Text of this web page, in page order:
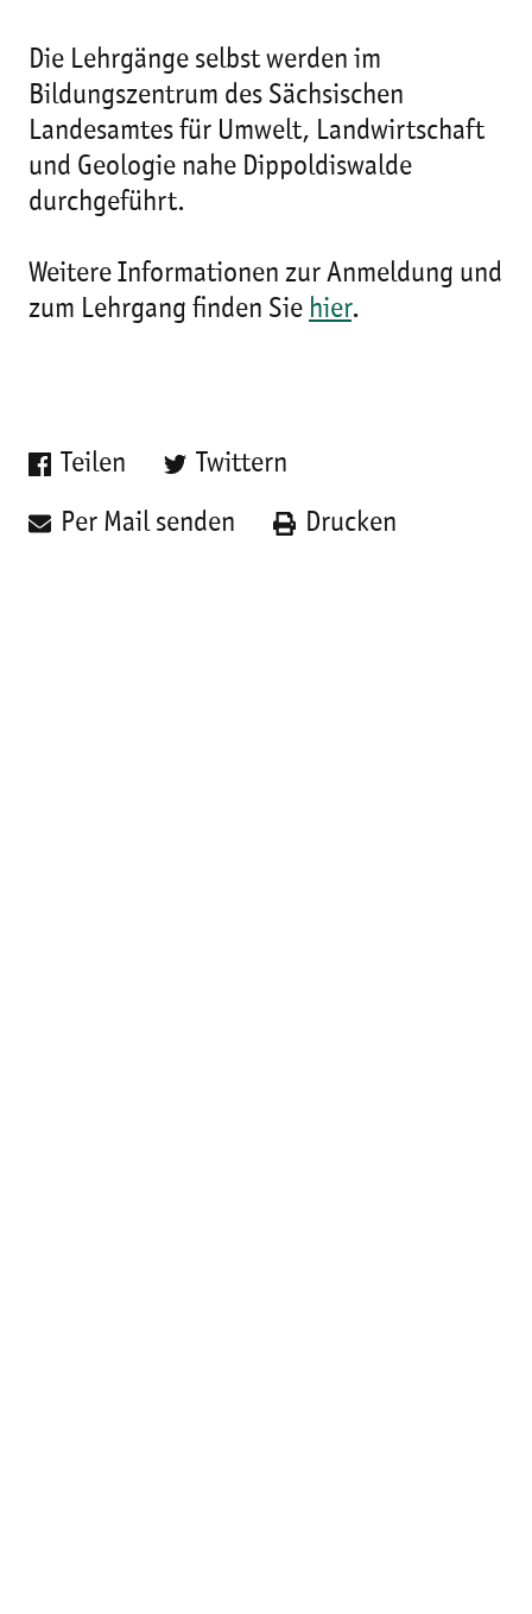
Die Lehrgänge selbst werden im
Bildungszentrum des Sächsischen
Landesamtes für Umwelt, Landwirtschaft
und Geologie nahe Dippoldiswalde
durchgeführt.
Weitere Informationen zur Anmeldung und
zum Lehrgang finden Sie hier.
Teilen Twittern
Per Mail senden Drucken